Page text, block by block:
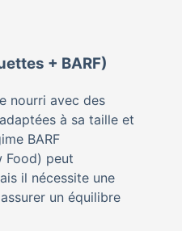
+ BARF)
nourri avec des
adaptées à sa taille et
BARF
Food) peut
il nécessite une
un équilibre